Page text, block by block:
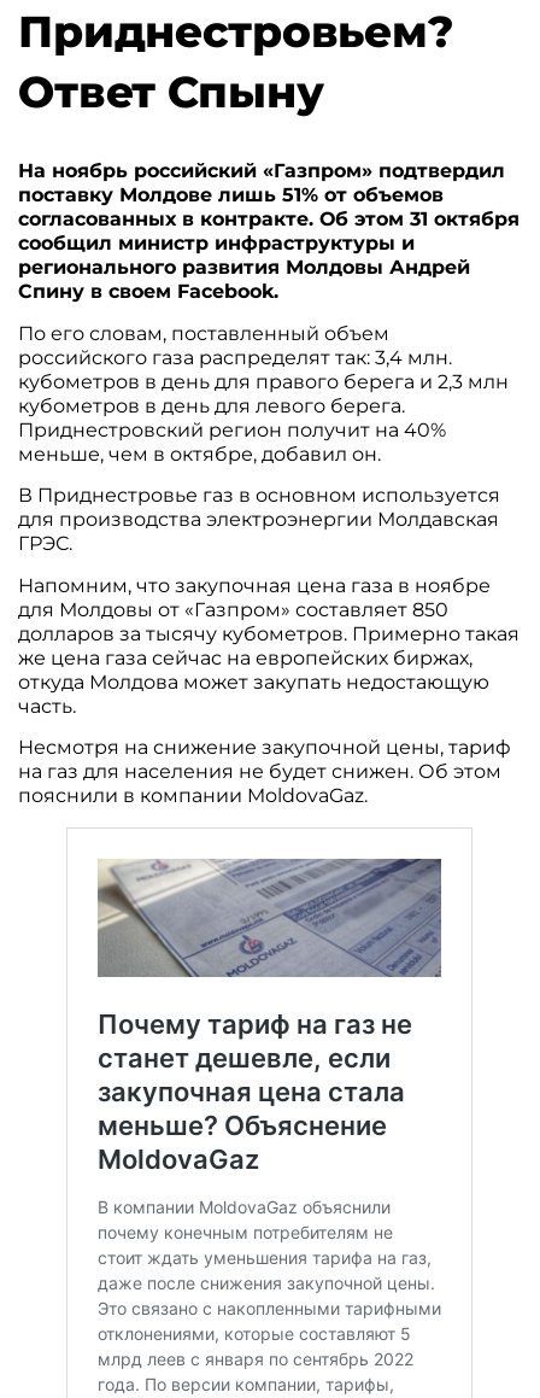
Приднестровьем?
Ответ Спыну
На ноябрь российский «Газпром» подтвердил
поставку Молдове лишь 51% от объемов
согласованных в контракте. Об этом 31 октября
сообщил министр инфраструктуры и
регионального развития Молдовы Андрей
Спину в своем Facebook.
По его словам, поставленный объем
российского газа распределят так: 3,4 млн.
кубометров в день для правого берега и 2,3 млн
кубометров в день для левого берега.
Приднестровский регион получит на 40%
меньше, чем в октябре, добавил он.
В Приднестровье газ в основном используется
для производства электроэнергии Молдавская
ГРЭС.
Напомним, что закупочная цена газа в ноябре
для Молдовы от «Газпром» составляет 850
долларов за тысячу кубометров. Примерно такая
же цена газа сейчас на европейских биржах,
откуда Молдова может закупать недостающую
часть.
Несмотря на снижение закупочной цены, тариф
на газ для населения не будет снижен. Об этом
пояснили в компании MoldovaGaz.